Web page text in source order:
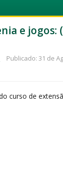
e
Publicado: 31 de
curso de